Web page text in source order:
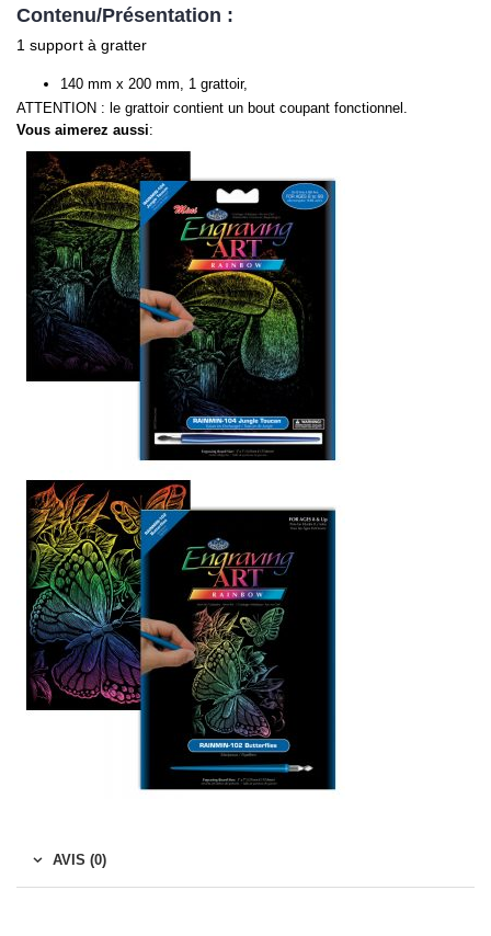
Contenu/Présentation :
1 support à gratter
140 mm x 200 mm, 1 grattoir,
ATTENTION : le grattoir contient un bout coupant fonctionnel.
Vous aimerez aussi:
AVIS (0)